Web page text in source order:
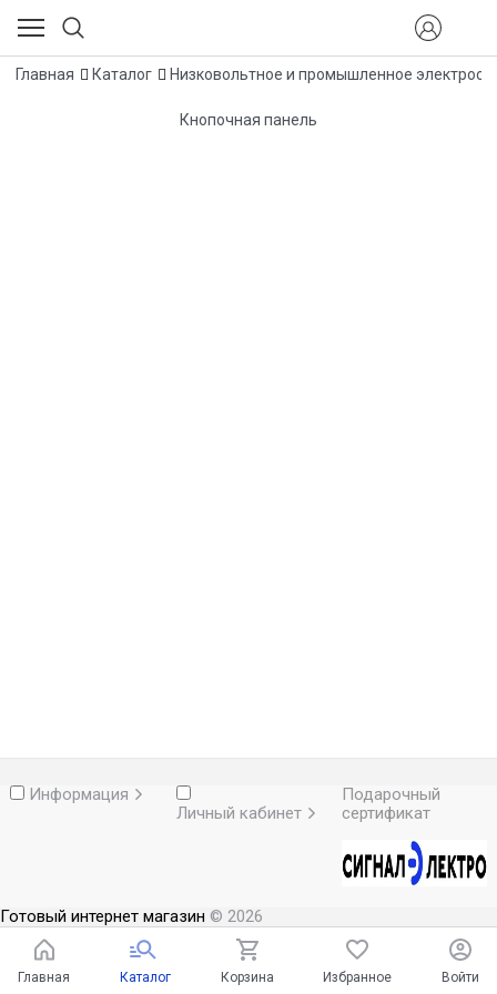
Главная Каталог Низковольтное и промышленное
Кнопочная панель
Информация
Личный кабинет
Подарочный
сертификат
Готовый интернет магазин © 2026
Главная Каталог Корзина Избранное Войти